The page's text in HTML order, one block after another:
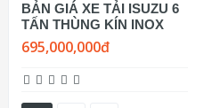
BẢN GIÁ XE TẢI ISUZU 6
TẤN THÙNG KÍN INOX
695,000,000đ